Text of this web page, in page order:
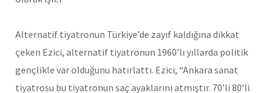
Alternatif tiyatronun Türkiye’de zayıf kaldığına dikkat
çeken Ezici, alternatif tiyatronun 1960’lı yıllarda politik
gençlikle var olduğunu hatırlattı. Ezici, “Ankara sanat
tiyatrosu bu tiyatronun saç ayaklarını atmıştır. 70’li 80’li